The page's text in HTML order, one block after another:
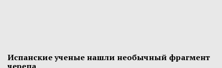
Испанские ученые нашли необычный фрагмент
черепа